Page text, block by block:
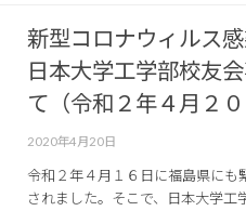
新型コロナウィルス
日本大学工学部校友
て（令和２年４月２０
2020年4月20日
令和２年４月１６日に福島県に
されました。そこで、日本大学